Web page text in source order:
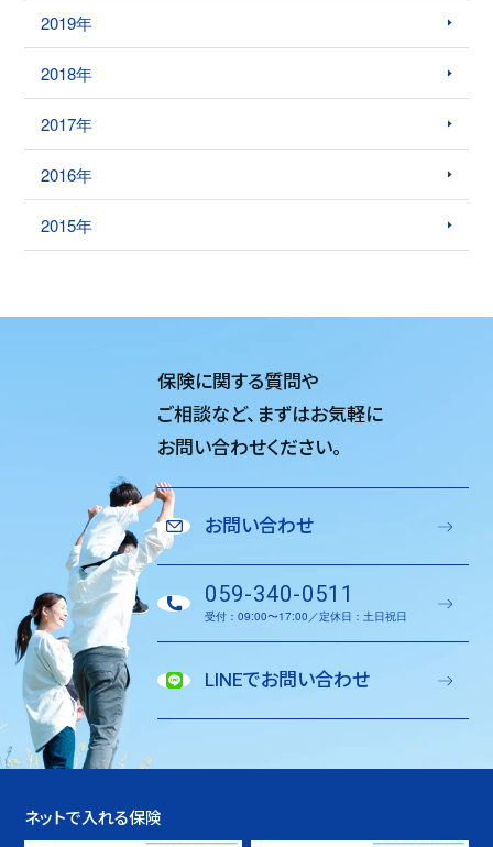
2019年
2018年
2017年
2016年
2015年
保険に関する質問や
ご相談など、 まずはお気軽に
お問い合わせください。
お問い合わせ
059-340-0511
受付：09:00〜17:00／定休日：土日祝日
LINEでお問い合わせ
ネットで入れる保険